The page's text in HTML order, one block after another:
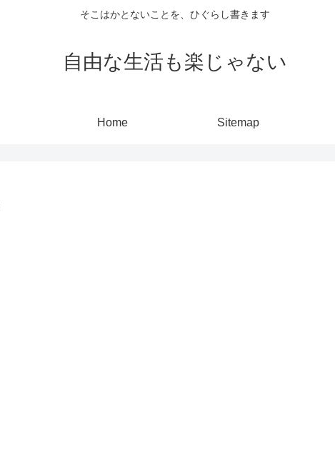
そこはかとないことを、ひぐらし書きます
自由な生活も楽じゃない
Home Sitemap